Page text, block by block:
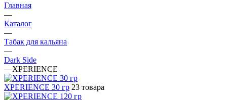
Главная
—
Каталог
—
Табак для кальяна
—
Dark Side
—XPERIENCE
XPERIENCE 30 гр 23 товара